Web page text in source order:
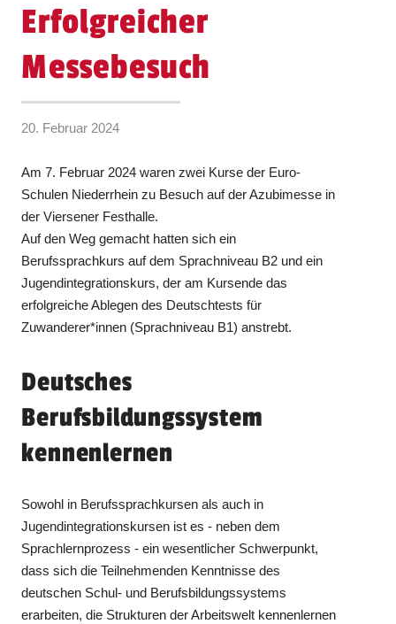
Erfolgreicher
Messebesuch
20. Februar 2024
Am 7. Februar 2024 waren zwei Kurse der Euro-
Schulen Niederrhein zu Besuch auf der Azubimesse in
der Viersener Festhalle.
Auf den Weg gemacht hatten sich ein
Berufssprachkurs auf dem Sprachniveau B2 und ein
Jugendintegrationskurs, der am Kursende das
erfolgreiche Ablegen des Deutschtests für
Zuwanderer*innen (Sprachniveau B1) anstrebt.
Deutsches
Berufsbildungssystem
kennenlernen
Sowohl in Berufssprachkursen als auch in
Jugendintegrationskursen ist es - neben dem
Sprachlernprozess - ein wesentlicher Schwerpunkt,
dass sich die Teilnehmenden Kenntnisse des
deutschen Schul- und Berufsbildungssystems
erarbeiten, die Strukturen der Arbeitswelt kennenlernen